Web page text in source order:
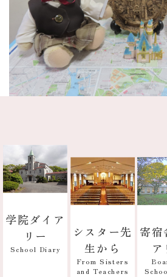
学院ダイア
リー
School Diary
シスター先
生から
From Sisters
and Teachers
寄宿
ア